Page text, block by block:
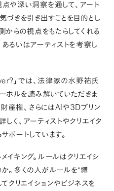
点や深い洞察を通して 、 アート
きを引き出すことを目的とし
からの視点をもたらしてくれる
あるいはアーティストを考察し
」 では 、 法律家の水野祐氏
ホルを読み解いていただきま
産権 、 さらにはAIや 3Dプリン
しく 、 アーティストやクリエイタ
ポートしています。
イキング。 ルールはクリエイシ
か。 多くの人がルールを“縛
てクリエイションやビジネスを